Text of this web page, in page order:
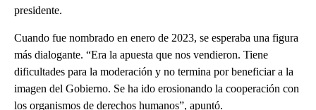
presidente.
Cuando fue nombrado en enero de 2023, se esperaba una figura
más dialogante. “Era la apuesta que nos vendieron. Tiene
dificultades para la moderación y no termina por beneficiar a la
imagen del Gobierno. Se ha ido erosionando la cooperación con
los organismos de derechos humanos”, apuntó.